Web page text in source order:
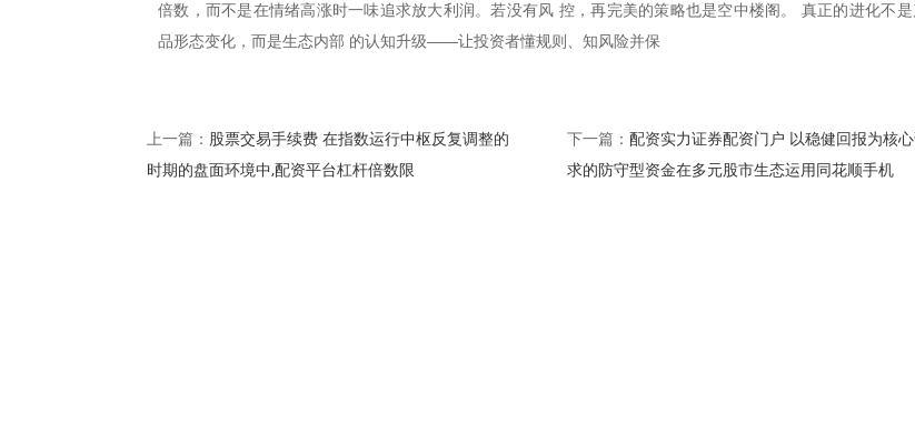
倍数，而不是在情绪高涨时一味追求放大利润。若没有风 控，再完美的策略也是空中楼阁。 真正的进化不
品形态变化，而是生态内部 的认知升级——让投资者懂规则、知风险并保
上一篇： 股票交易手续费 在指数运行中枢反复调整的
时期的盘面环境中,配资平台杠杆倍数限
下一篇： 配资实力证券配资门户 以稳健回报为核
求的防守型资金在多元股市生态运用同花顺手机